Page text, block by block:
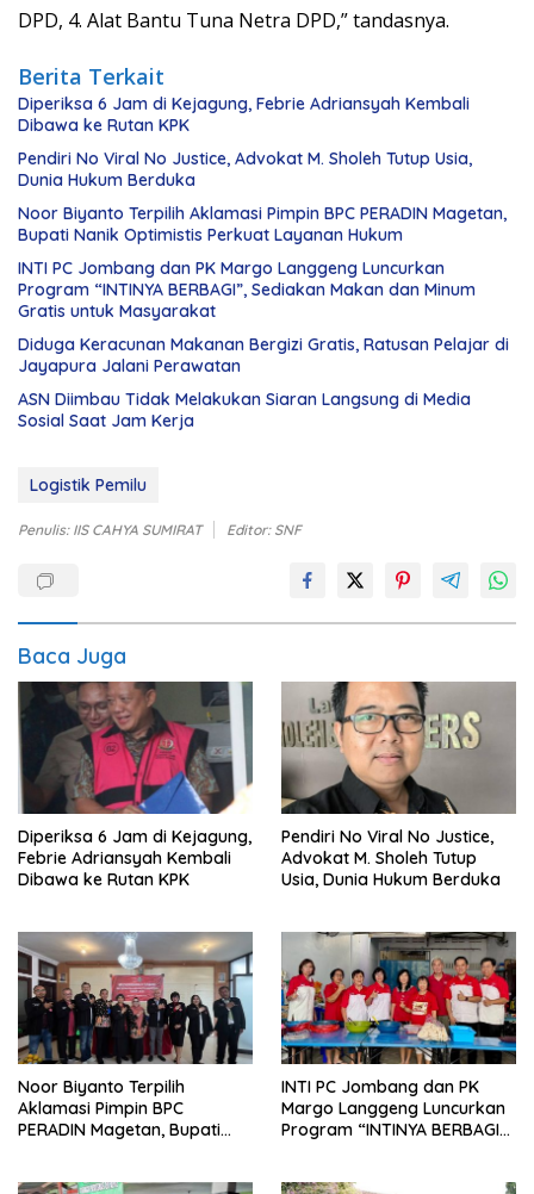
DPD, 4. Alat Bantu Tuna Netra DPD,” tandasnya.
Berita Terkait
Diperiksa 6 Jam di Kejagung, Febrie Adriansyah Kembali
Dibawa ke Rutan KPK
Pendiri No Viral No Justice, Advokat M. Sholeh Tutup Usia,
Dunia Hukum Berduka
Noor Biyanto Terpilih Aklamasi Pimpin BPC PERADIN Magetan,
Bupati Nanik Optimistis Perkuat Layanan Hukum
INTI PC Jombang dan PK Margo Langgeng Luncurkan
Program “INTINYA BERBAGI”, Sediakan Makan dan Minum
Gratis untuk Masyarakat
Diduga Keracunan Makanan Bergizi Gratis, Ratusan Pelajar di
Jayapura Jalani Perawatan
ASN Diimbau Tidak Melakukan Siaran Langsung di Media
Sosial Saat Jam Kerja
Logistik Pemilu
Penulis: IIS CAHYA SUMIRAT Editor: SNF
Baca Juga
Diperiksa 6 Jam di Kejagung,
Febrie Adriansyah Kembali
Dibawa ke Rutan KPK
Pendiri No Viral No Justice,
Advokat M. Sholeh Tutup
Usia, Dunia Hukum Berduka
Noor Biyanto Terpilih
Aklamasi Pimpin BPC
PERADIN Magetan, Bupati
INTI PC Jombang dan PK
Margo Langgeng Luncurkan
Program “INTINYA BERBAGI”,